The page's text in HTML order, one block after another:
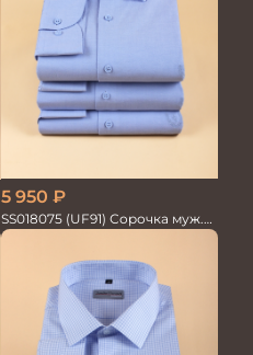
5 950 ₽
SS018075 (UF91) Сорочка муж.
дл.рук. GROSTYLE PRIME